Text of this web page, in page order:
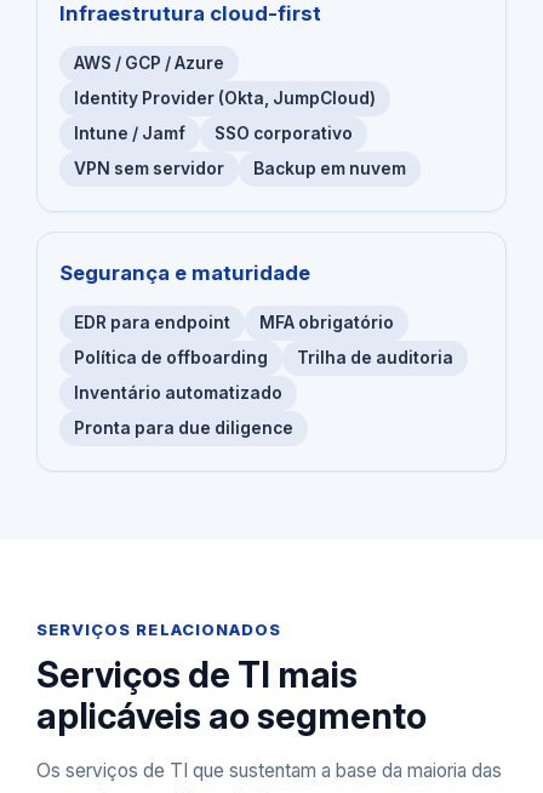
Infraestrutura cloud-first
AWS / GCP / Azure
Identity Provider (Okta, JumpCloud)
Intune / Jamf
SSO corporativo
VPN sem servidor
Backup em nuvem
Segurança e maturidade
EDR para endpoint
MFA obrigatório
Política de offboarding
Trilha de auditoria
Inventário automatizado
Pronta para due diligence
SERVIÇOS RELACIONADOS
Serviços de TI mais
aplicáveis ao segmento
Os serviços de TI que sustentam a base da maioria das